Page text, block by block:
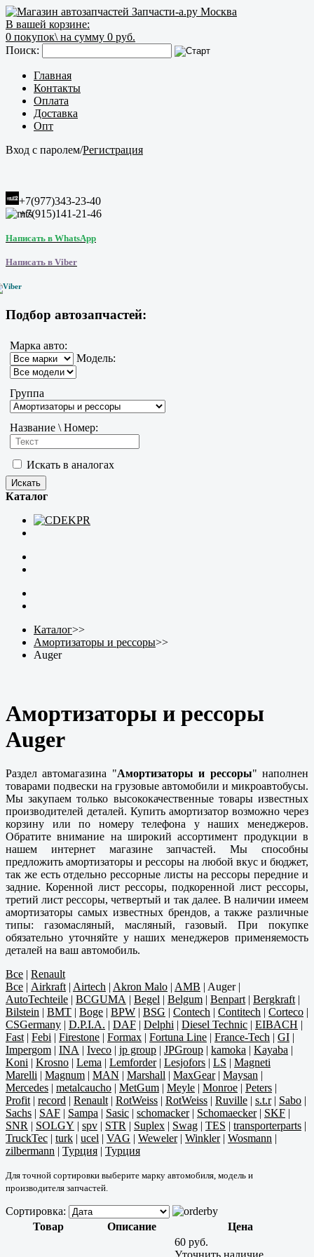
В вашей корзине:
0 покупок\ на сумму 0 руб.
Поиск:
Главная
Контакты
Оплата
Доставка
Опт
Вход с паролем/Регистрация
+7(977)343-23-40
+7(915)141-21-46
Написать в WhatsApp
Написать в Viber
Подбор автозапчастей:
Марка авто:
Модель:
Группа
Название \ Номер:
Искать в аналогах
Каталог
Каталог>>
Амортизаторы и рессоры>>
Auger
Амортизаторы и рессоры
Auger
Раздел автомагазина "Амортизаторы и рессоры" наполнен
товарами подвески на грузовые автомобили и микроавтобусы.
Мы закупаем только высококачественные товары известных
производителей деталей. Купить амортизатор возможно через
корзину или по номеру телефона у наших менеджеров.
Обратите внимание на широкий ассортимент продукции в
нашем интернет магазине запчастей. Мы способны
предложить амортизаторы и рессоры на любой вкус и бюджет,
так же есть отдельно рессорные листы на рессоры передние и
задние. Коренной лист рессоры, подкоренной лист рессоры,
третий лист рессоры, четвертый и так далее. В наличии имеем
амортизаторы самых известных брендов, а также различные
типы: газомасляный, масляный, газовый. При покупке
обязательно уточняйте у наших менеджеров применяемость
деталей на ваш автомобиль.
Все | Renault
Все | Airkraft | Airtech | Akron Malo | AMB | Auger|
AutoTechteile | BCGUMA | Begel | Belgum | Benpart | Bergkraft |
Bilstein | BMT | Boge | BPW | BSG | Contech | Contitech | Corteco |
CSGermany | D.P.I.A. | DAF | Delphi | Diesel Technic | EIBACH |
Fast | Febi | Firestone | Formax | Fortuna Line | France-Tech | GI |
Impergom | INA | Iveco | jp group | JPGroup | kamoka | Kayaba |
Koni | Krosno | Lema | Lemforder| Lesjofors | LS | Magneti
Marelli | Magnum | MAN | Marshall | MaxGear| Maysan |
Mercedes | metalcaucho | MetGum | Meyle | Monroe | Peters |
Profit | record | Renault | RotWeiss | RotWeiss | Ruville | s.t.r| Sabo |
Sachs | SAF | Sampa | Sasic | schomacker| Schomaecker| SKF |
SNR | SOLGY | spv | STR | Suplex | Swag | TES | transporterparts |
TruckTec | turk | ucel | VAG | Weweler| Winkler| Wosmann |
zilbermann | Турция | Турция
Для точной сортировки выберите марку автомобиля, модель и
производителя запчастей.
Сортировка:
Товар
Описание
Цена
60 руб.